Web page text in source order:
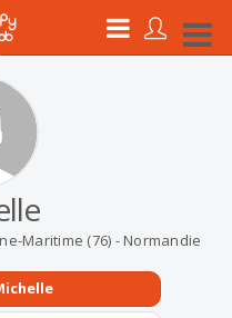
Maritime (76) - Normandie